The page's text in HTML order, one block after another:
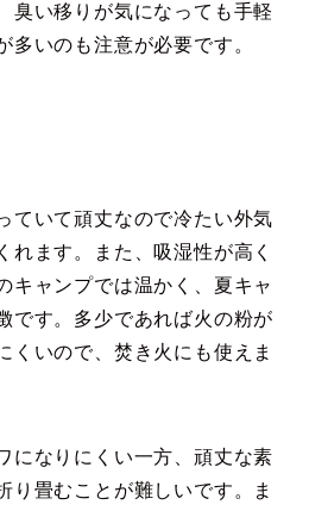
臭い移りが気になっても手軽
多いのも注意が必要です。
ていて頑丈なので冷たい外気
れます。また、吸湿性が高く
キャンプでは温かく、夏キャ
です。多少であれば火の粉が
くいので、焚き火にも使えま
になりにくい一方、頑丈な素
り畳むことが難しいです。ま